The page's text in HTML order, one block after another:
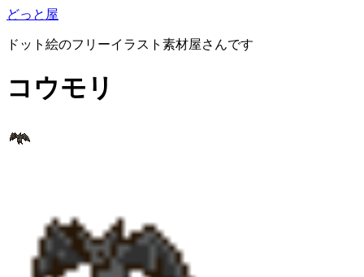
どっと屋
ドット絵のフリーイラスト素材屋さんです
コウモリ